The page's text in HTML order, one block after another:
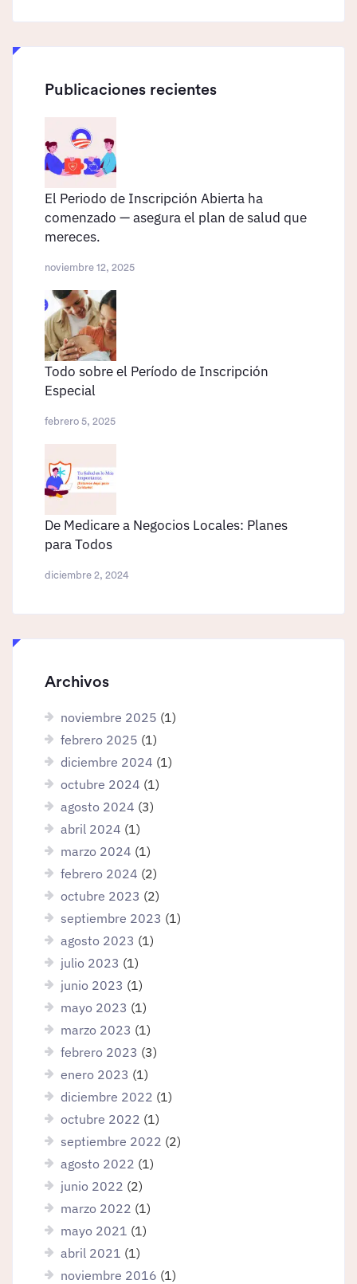
Publicaciones recientes
El Periodo de Inscripción Abierta ha
comenzado — asegura el plan de salud que
mereces.
noviembre 12, 2025
Todo sobre el Período de Inscripción
Especial
febrero 5, 2025
De Medicare a Negocios Locales: Planes
para Todos
diciembre 2, 2024
Archivos
noviembre 2025 (1)
febrero 2025 (1)
diciembre 2024 (1)
octubre 2024 (1)
agosto 2024 (3)
abril 2024 (1)
marzo 2024 (1)
febrero 2024 (2)
octubre 2023 (2)
septiembre 2023 (1)
agosto 2023 (1)
julio 2023 (1)
junio 2023 (1)
mayo 2023 (1)
marzo 2023 (1)
febrero 2023 (3)
enero 2023 (1)
diciembre 2022 (1)
octubre 2022 (1)
septiembre 2022 (2)
agosto 2022 (1)
junio 2022 (2)
marzo 2022 (1)
mayo 2021 (1)
abril 2021 (1)
noviembre 2016 (1)